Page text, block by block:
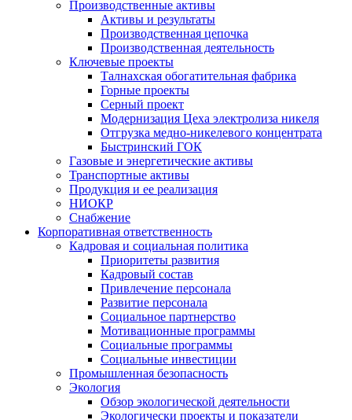
Производственные активы
Активы и результаты
Производственная цепочка
Производственная деятельность
Ключевые проекты
Талнахская обогатительная фабрика
Горные проекты
Серный проект
Модернизация Цеха электролиза никеля
Отгрузка медно-никелевого концентрата
Быстринский ГОК
Газовые и энергетические активы
Транспортные активы
Продукция и ее реализация
НИОКР
Снабжение
Корпоративная ответственность
Кадровая и социальная политика
Приоритеты развития
Кадровый состав
Привлечение персонала
Развитие персонала
Социальное партнерство
Мотивационные программы
Социальные программы
Социальные инвестиции
Промышленная безопасность
Экология
Обзор экологической деятельности
Экологически проекты и показатели